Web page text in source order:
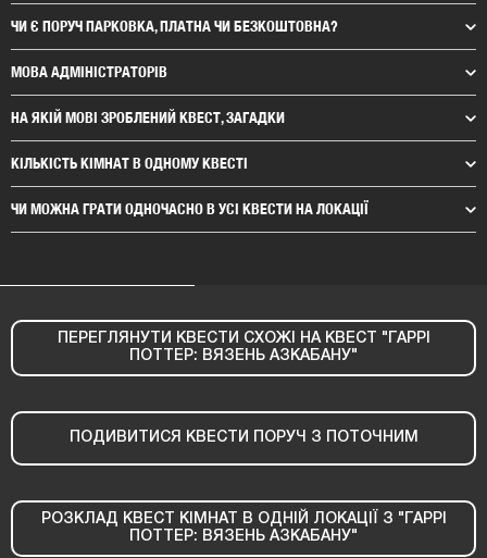
ЧИ Є ПОРУЧ ПАРКОВКА, ПЛАТНА ЧИ БЕЗКОШТОВНА?
МОВА АДМІНІСТРАТОРІВ
НА ЯКІЙ МОВІ ЗРОБЛЕНИЙ КВЕСТ, ЗАГАДКИ
КІЛЬКІСТЬ КІМНАТ В ОДНОМУ КВЕСТІ
ЧИ МОЖНА ГРАТИ ОДНОЧАСНО В УСІ КВЕСТИ НА ЛОКАЦІЇ
ПЕРЕГЛЯНУТИ КВЕСТИ СХОЖІ НА КВЕСТ "ГАРРІ
ПОТТЕР: ВЯЗЕНЬ АЗКАБАНУ"
ПОДИВИТИСЯ КВЕСТИ ПОРУЧ З ПОТОЧНИМ
РОЗКЛАД КВЕСТ КІМНАТ В ОДНІЙ ЛОКАЦІЇ З "ГАРРІ
ПОТТЕР: ВЯЗЕНЬ АЗКАБАНУ"